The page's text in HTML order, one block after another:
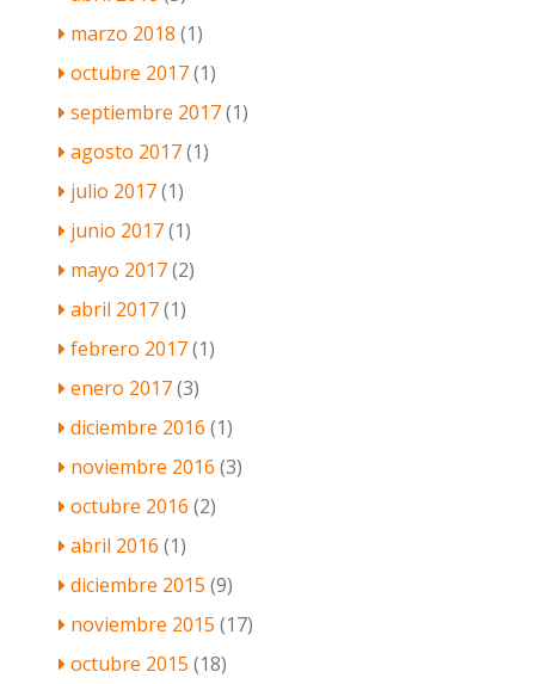
marzo 2018 (1)
octubre 2017(1)
septiembre 2017(1)
agosto 2017(1)
julio 2017(1)
junio 2017(1)
mayo 2017(2)
abril 2017(1)
febrero 2017(1)
enero 2017(3)
diciembre 2016 (1)
noviembre 2016 (3)
octubre 2016 (2)
abril 2016 (1)
diciembre 2015 (9)
noviembre 2015 (17)
octubre 2015 (18)